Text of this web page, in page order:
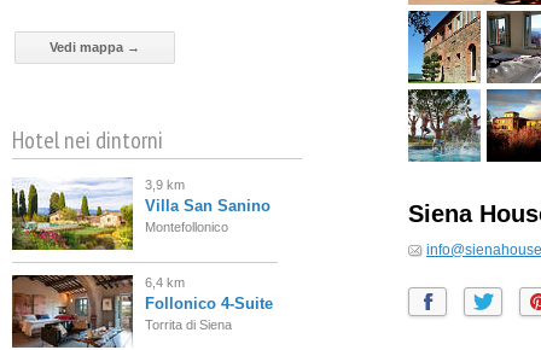
Siena
Vedi mappa →
Hotel nei dintorni
3,9 km
Villa San Sanino
Montefollonico
6,4 km
Follonico 4-Suite
Torrita di Siena